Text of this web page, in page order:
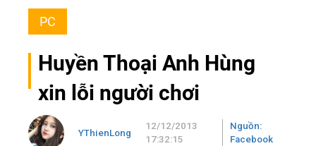
PC
Huyền Thoại Anh Hùng
xin lỗi người chơi
YThienLong
12/12/2013
17:32:15
Nguồn:
Facebook